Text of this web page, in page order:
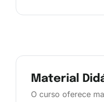
Material
O curso oferece